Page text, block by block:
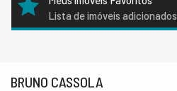
Lista de imóveis adicionados
BRUNO CASSOLA